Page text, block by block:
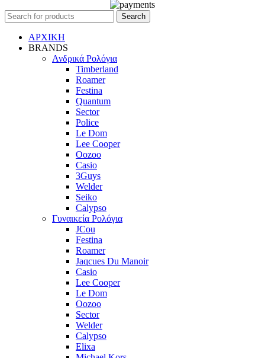
Search
ΑΡΧΙΚΗ
BRANDS
Ανδρικά Ρολόγια
Timberland
Roamer
Festina
Quantum
Sector
Police
Le Dom
Lee Cooper
Oozoo
Casio
3Guys
Welder
Seiko
Calypso
Γυναικεία Ρολόγια
JCou
Festina
Roamer
Jaqcues Du Manoir
Casio
Lee Cooper
Le Dom
Oozoo
Sector
Welder
Calypso
Elixa